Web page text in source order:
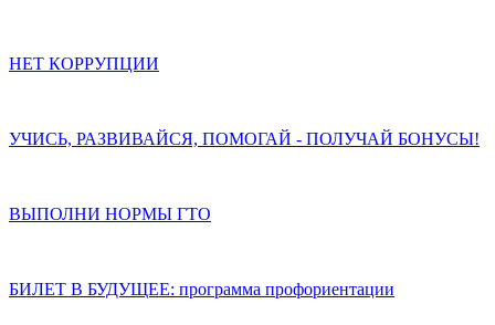
НЕТ КОРРУПЦИИ
УЧИСЬ, РАЗВИВАЙСЯ, ПОМОГАЙ - ПОЛУЧАЙ БОНУСЫ!
ВЫПОЛНИ НОРМЫ ГТО
БИЛЕТ В БУДУЩЕЕ: программа профориентации